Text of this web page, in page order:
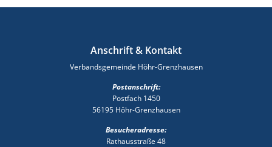
Anschrift & Kontakt
Verbandsgemeinde Höhr-Grenzhausen
Postanschrift:
Postfach 1450
56195 Höhr-Grenzhausen
Besucheradresse:
Rathausstraße 48